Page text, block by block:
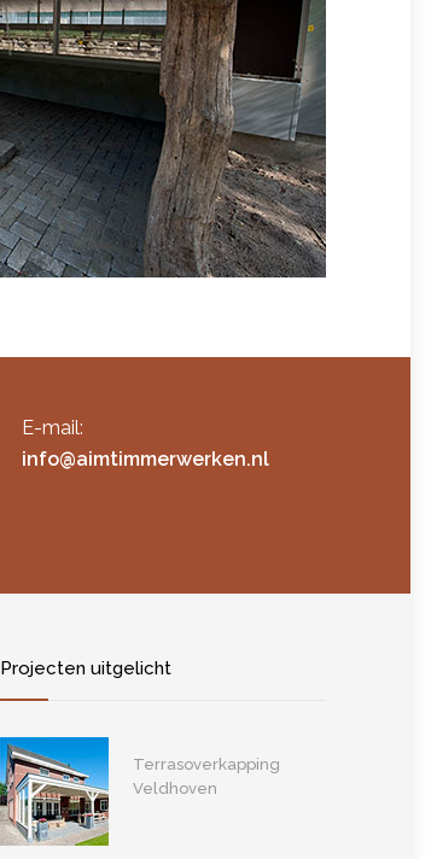
E-mail:
info@aimtimmerwerken.nl
Projecten uitgelicht
Terrasoverkapping
Veldhoven